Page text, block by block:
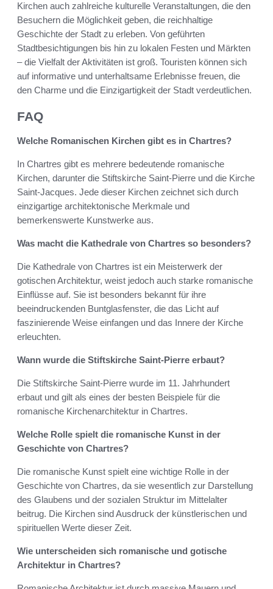
Kirchen auch zahlreiche kulturelle Veranstaltungen, die den
Besuchern die Möglichkeit geben, die reichhaltige
Geschichte der Stadt zu erleben. Von geführten
Stadtbesichtigungen bis hin zu lokalen Festen und Märkten
– die Vielfalt der Aktivitäten ist groß. Touristen können sich
auf informative und unterhaltsame Erlebnisse freuen, die
den Charme und die Einzigartigkeit der Stadt verdeutlichen.
FAQ
Welche Romanischen Kirchen gibt es in Chartres?
In Chartres gibt es mehrere bedeutende romanische
Kirchen, darunter die Stiftskirche Saint-Pierre und die Kirche
Saint-Jacques. Jede dieser Kirchen zeichnet sich durch
einzigartige architektonische Merkmale und
bemerkenswerte Kunstwerke aus.
Was macht die Kathedrale von Chartres so besonders?
Die Kathedrale von Chartres ist ein Meisterwerk der
gotischen Architektur, weist jedoch auch starke romanische
Einflüsse auf. Sie ist besonders bekannt für ihre
beeindruckenden Buntglasfenster, die das Licht auf
faszinierende Weise einfangen und das Innere der Kirche
erleuchten.
Wann wurde die Stiftskirche Saint-Pierre erbaut?
Die Stiftskirche Saint-Pierre wurde im 11. Jahrhundert
erbaut und gilt als eines der besten Beispiele für die
romanische Kirchenarchitektur in Chartres.
Welche Rolle spielt die romanische Kunst in der
Geschichte von Chartres?
Die romanische Kunst spielt eine wichtige Rolle in der
Geschichte von Chartres, da sie wesentlich zur Darstellung
des Glaubens und der sozialen Struktur im Mittelalter
beitrug. Die Kirchen sind Ausdruck der künstlerischen und
spirituellen Werte dieser Zeit.
Wie unterscheiden sich romanische und gotische
Architektur in Chartres?